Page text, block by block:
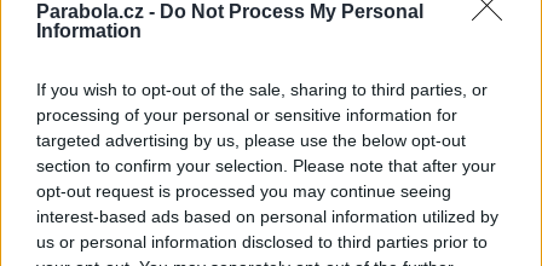
Parabola.cz - Do Not Process My Personal
Information
If you wish to opt-out of the sale, sharing to third parties, or
processing of your personal or sensitive information for
targeted advertising by us, please use the below opt-out
section to confirm your selection. Please note that after your
opt-out request is processed you may continue seeing
interest-based ads based on personal information utilized by
us or personal information disclosed to third parties prior to
Přečtěte si také
Majitel TV Nova se připojil ke koalici proti pirátství
JOJ Group nabídne všech 64 zápasů z MS v hokeji 2026
Reklama
Pracovní nabídky
05.08.2026 -Zámečník / Mechanik (Praha - východ)